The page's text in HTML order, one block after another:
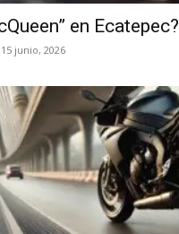
en Ecatepec?
15 junio, 2026